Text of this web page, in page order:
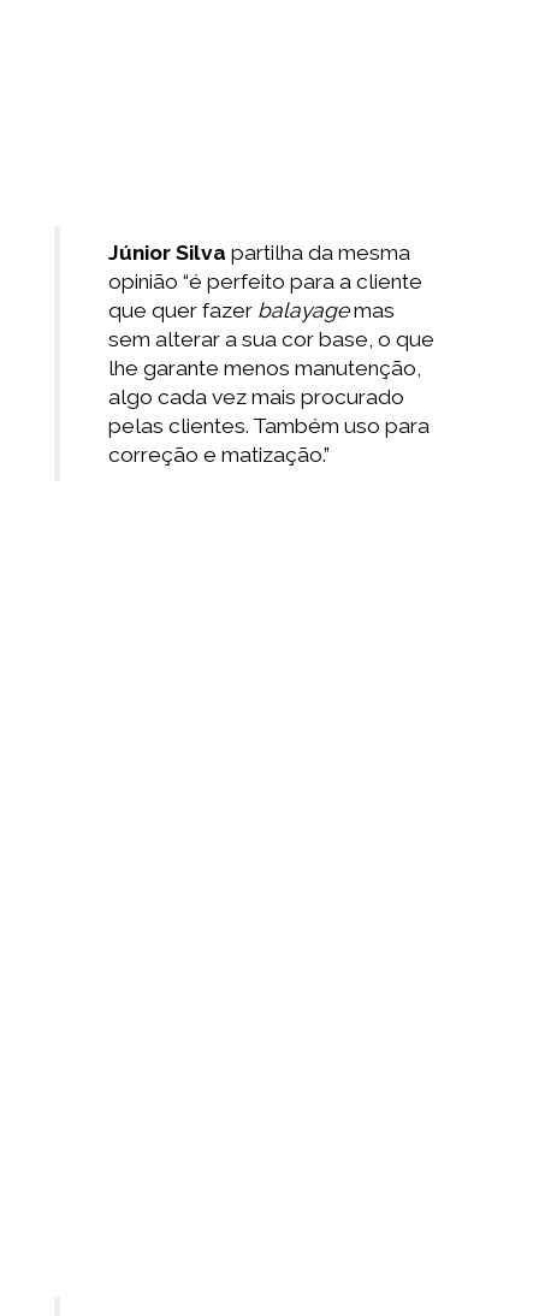
Júnior Silva partilha da mesma
opinião “é perfeito para a cliente
que quer fazer balayagemas
sem alterar a sua cor base, o que
lhe garante menos manutenção,
algo cada vez mais procurado
pelas clientes. Também uso para
correção e matização.”